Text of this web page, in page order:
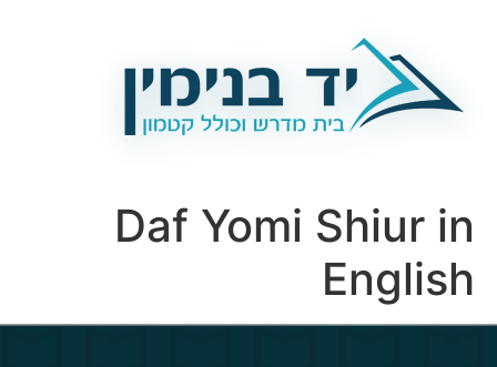
Daf Yomi Shiur in
English